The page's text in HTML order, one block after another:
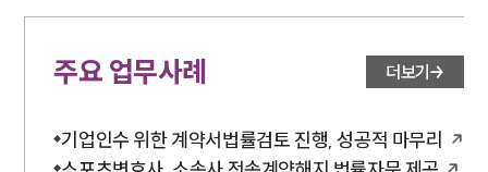
주요 업무사례 더보기
기업인수 위한 계약서법률검토 진행, 성공적 마무리